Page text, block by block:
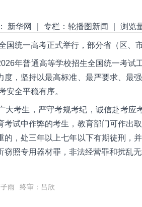
新华网 专栏： 轮播图新闻 浏览
国统一高考正式举行，部分省（区
年普通高等学校招生全国统一考试
度，坚持以最高标准、最严要求、最
安全平稳有序。
大考生，严守考规考纪，诚信赴考
考试中作弊的考生，教育部门可作出
的，处三年以上七年以下有期徒刑，
窃照专用器材罪，非法经营罪和扰乱
雨 终审：吕欣